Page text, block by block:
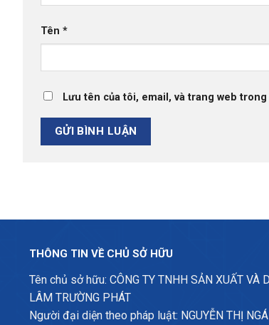
Tên *
Lưu tên của tôi, email, và trang web
THÔNG TIN VỀ CHỦ SỞ HỮU
Tên chủ sở hữu: CÔNG TY TNHH SẢN XUẤT VÀ
LÂM TRƯỜNG PHÁT
Người đại diện theo pháp luật: NGUYỄN THỊ NGÁ